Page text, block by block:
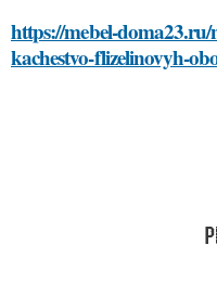
https://mebel-doma23.ru/
kachestvo-flizelinovyh-